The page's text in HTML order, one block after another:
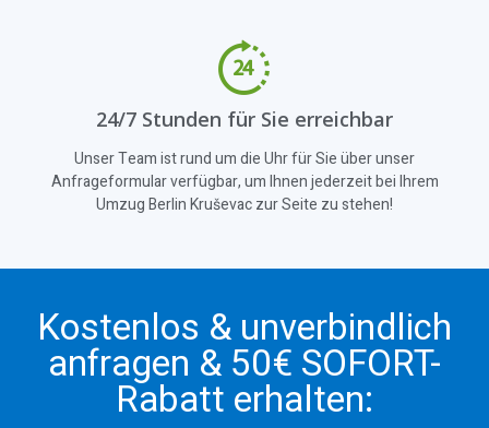
24/7 Stunden für Sie erreichbar
Unser Team ist rund um die Uhr für Sie über unser
Anfrageformular verfügbar, um Ihnen jederzeit bei Ihrem
Umzug Berlin Kruševac zur Seite zu stehen!
Kostenlos & unverbindlich
anfragen & 50€ SOFORT-
Rabatt erhalten: